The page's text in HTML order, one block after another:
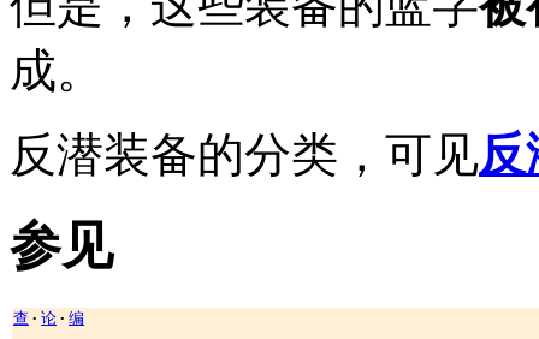
成。
反潜装备的分类，可见反
参见
查 • 论 • 编